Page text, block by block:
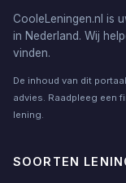
CooleLeningen.nl is
in Nederland. Wij
vinden.
De inhoud van dit
advies. Raadpleeg een
lening.
SOORTEN